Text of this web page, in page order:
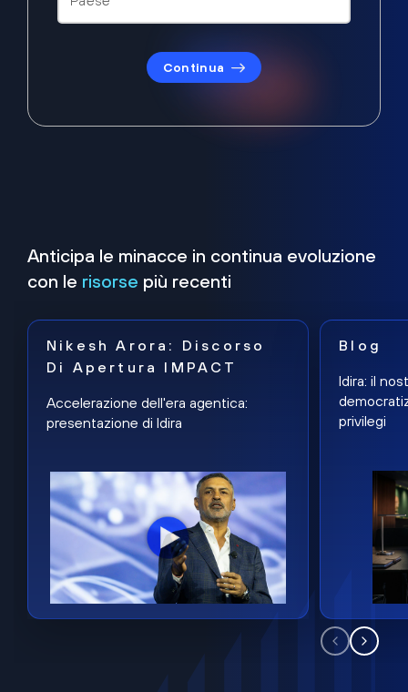
Continua
Anticipa le minacce in continua evoluzione
con le risorse più recenti
Nikesh Arora: Discorso
Di Apertura IMPACT
Accelerazione dell'era agentica:
presentazione di Idira
Blog
Idira: il
privilegi